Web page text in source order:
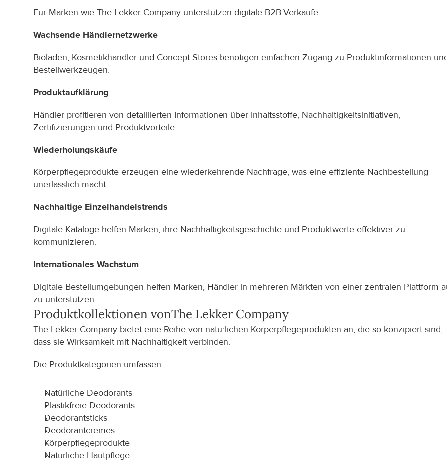
Für Marken wie The Lekker Company unterstützen digitale B2B-Verkäufe:
Wachsende Händlernetzwerke
Bioläden, Kosmetikhändler und Concept Stores benötigen einfachen Zugang zu Produktinformationen
Bestellwerkzeugen.
Produktaufklärung
Händler profitieren von detaillierten Informationen über Inhaltsstoffe, Nachhaltigkeitsinitiativen,
Zertifizierungen und Produktvorteile.
Wiederholungskäufe
Körperpflegeprodukte erzeugen eine wiederkehrende Nachfrage, was eine effiziente Nachbestellung
unerlässlich macht.
Nachhaltige Einzelhandelstrends
Digitale Kataloge helfen Marken, ihre Nachhaltigkeitsgeschichte und Produktwerte effektiver zu
kommunizieren.
Internationales Wachstum
Digitale Bestellumgebungen helfen Marken, Händler in mehreren Märkten von einer zentralen Plattform
zu unterstützen.
Produktkollektionen vonThe Lekker Company
The Lekker Company bietet eine Reihe von natürlichen Körperpflegeprodukten an, die so konzipiert sind,
dass sie Wirksamkeit mit Nachhaltigkeit verbinden.
Die Produktkategorien umfassen:
Natürliche Deodorants
Plastikfreie Deodorants
Deodorantsticks
Deodorantcremes
Körperpflegeprodukte
Natürliche Hautpflege